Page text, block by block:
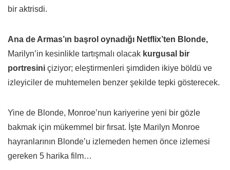
bir aktrisdi.
Ana de Armas’ın başrol oynadığı Netflix’ten Blonde,
Marilyn’in kesinlikle tartışmalı olacak kurgusal bir
portresini çiziyor; eleştirmenleri şimdiden ikiye böldü ve
izleyiciler de muhtemelen benzer şekilde tepki gösterecek.
Yine de Blonde, Monroe’nun kariyerine yeni bir gözle
bakmak için mükemmel bir fırsat. İşte Marilyn Monroe
hayranlarının Blonde’u izlemeden hemen önce izlemesi
gereken 5 harika film…